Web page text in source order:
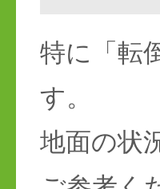
特に「転
す。
地面の状